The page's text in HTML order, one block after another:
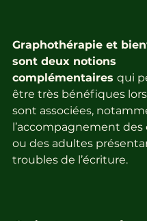
Graphothérapie et
sont deux notions
complémentaires qui
être très bénéfiques
sont associées,
l’accompagnement
ou des adultes
troubles de l’écriture.